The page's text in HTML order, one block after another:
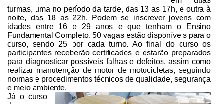
turmas, uma no período da tarde, das 13 as 17h, e outra à
noite, das 18 as 22h. Podem se inscrever jovens com
idades entre 16 e 29 anos e que tenham o Ensino
Fundamental Completo. 50 vagas estão disponíveis para o
curso, sendo 25 por cada turno. Ao final docurso os
participantes receberão certificados e estarão preparados
para diagnosticarpossíveis falhas e defeitos, assim como
realizar manutenção de motor de motocicletas, seguindo
normas e procedimentos técnicos de qualidade, segurança
e meio ambiente.
Já o curso